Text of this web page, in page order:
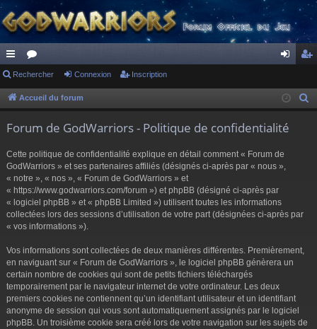
ac
co
s
or
u ne cri
Rechercher Connexion Inscription
Accueil du forum
Forum de GodWarriors - Politique de confidentialité
Cette politique de confidentialité explique en détail comment « Forum de
GodWarriors » et ses partenaires affiliés (désignés ci-après par « nous »,
« notre », « nos », « Forum de GodWarriors » et
« https://www.godwarriors.com/forum ») et phpBB (désigné ci-après par
« logiciel phpBB » et « phpBB Limited ») utilisent toutes les informations
collectées lors des sessions d’utilisation de votre part (désignées ci-après par
« vos informations »).
Vos informations sont collectées de deux manières différentes. Premièrement,
en naviguant sur « Forum de GodWarriors », le logiciel phpBB génèrera un
certain nombre de cookies qui sont de petits fichiers téléchargés
temporairement par le navigateur internet de votre ordinateur. Les deux
premiers cookies ne contiennent qu’un identifiant utilisateur et un identifiant
anonyme de session qui vous sont automatiquement assignés par le logiciel
phpBB. Un troisième cookie sera créé lors de votre navigation sur les sujets de